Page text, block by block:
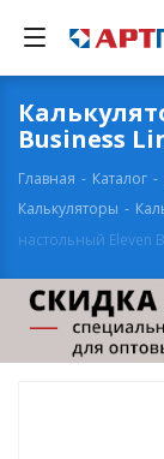
Business
Главная - Каталог -
Калькуляторы -
настольный Eleven